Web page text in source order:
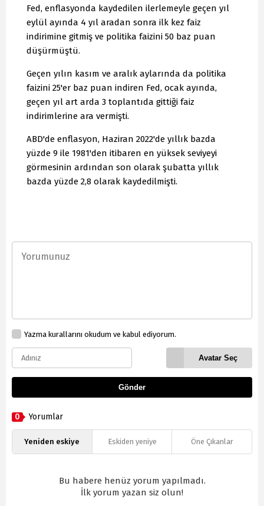
Fed, enflasyonda kaydedilen ilerlemeyle geçen yıl
eylül ayında 4 yıl aradan sonra ilk kez faiz
indirimine gitmiş ve politika faizini 50 baz puan
düşürmüştü.
Geçen yılın kasım ve aralık aylarında da politika
faizini 25'er baz puan indiren Fed, ocak ayında,
geçen yıl art arda 3 toplantıda gittiği faiz
indirimlerine ara vermişti.
ABD'de enflasyon, Haziran 2022'de yıllık bazda
yüzde 9 ile 1981'den itibaren en yüksek seviyeyi
görmesinin ardından son olarak şubatta yıllık
bazda yüzde 2,8 olarak kaydedilmişti.
Yazma kurallarını okudum ve kabul ediyorum.
Avatar Seç
Gönder
0 Yorumlar
Yeniden eskiye Eskiden yeniye Öne Çıkanlar
Bu habere henüz yorum yapılmadı.
İlk yorum yazan siz olun!